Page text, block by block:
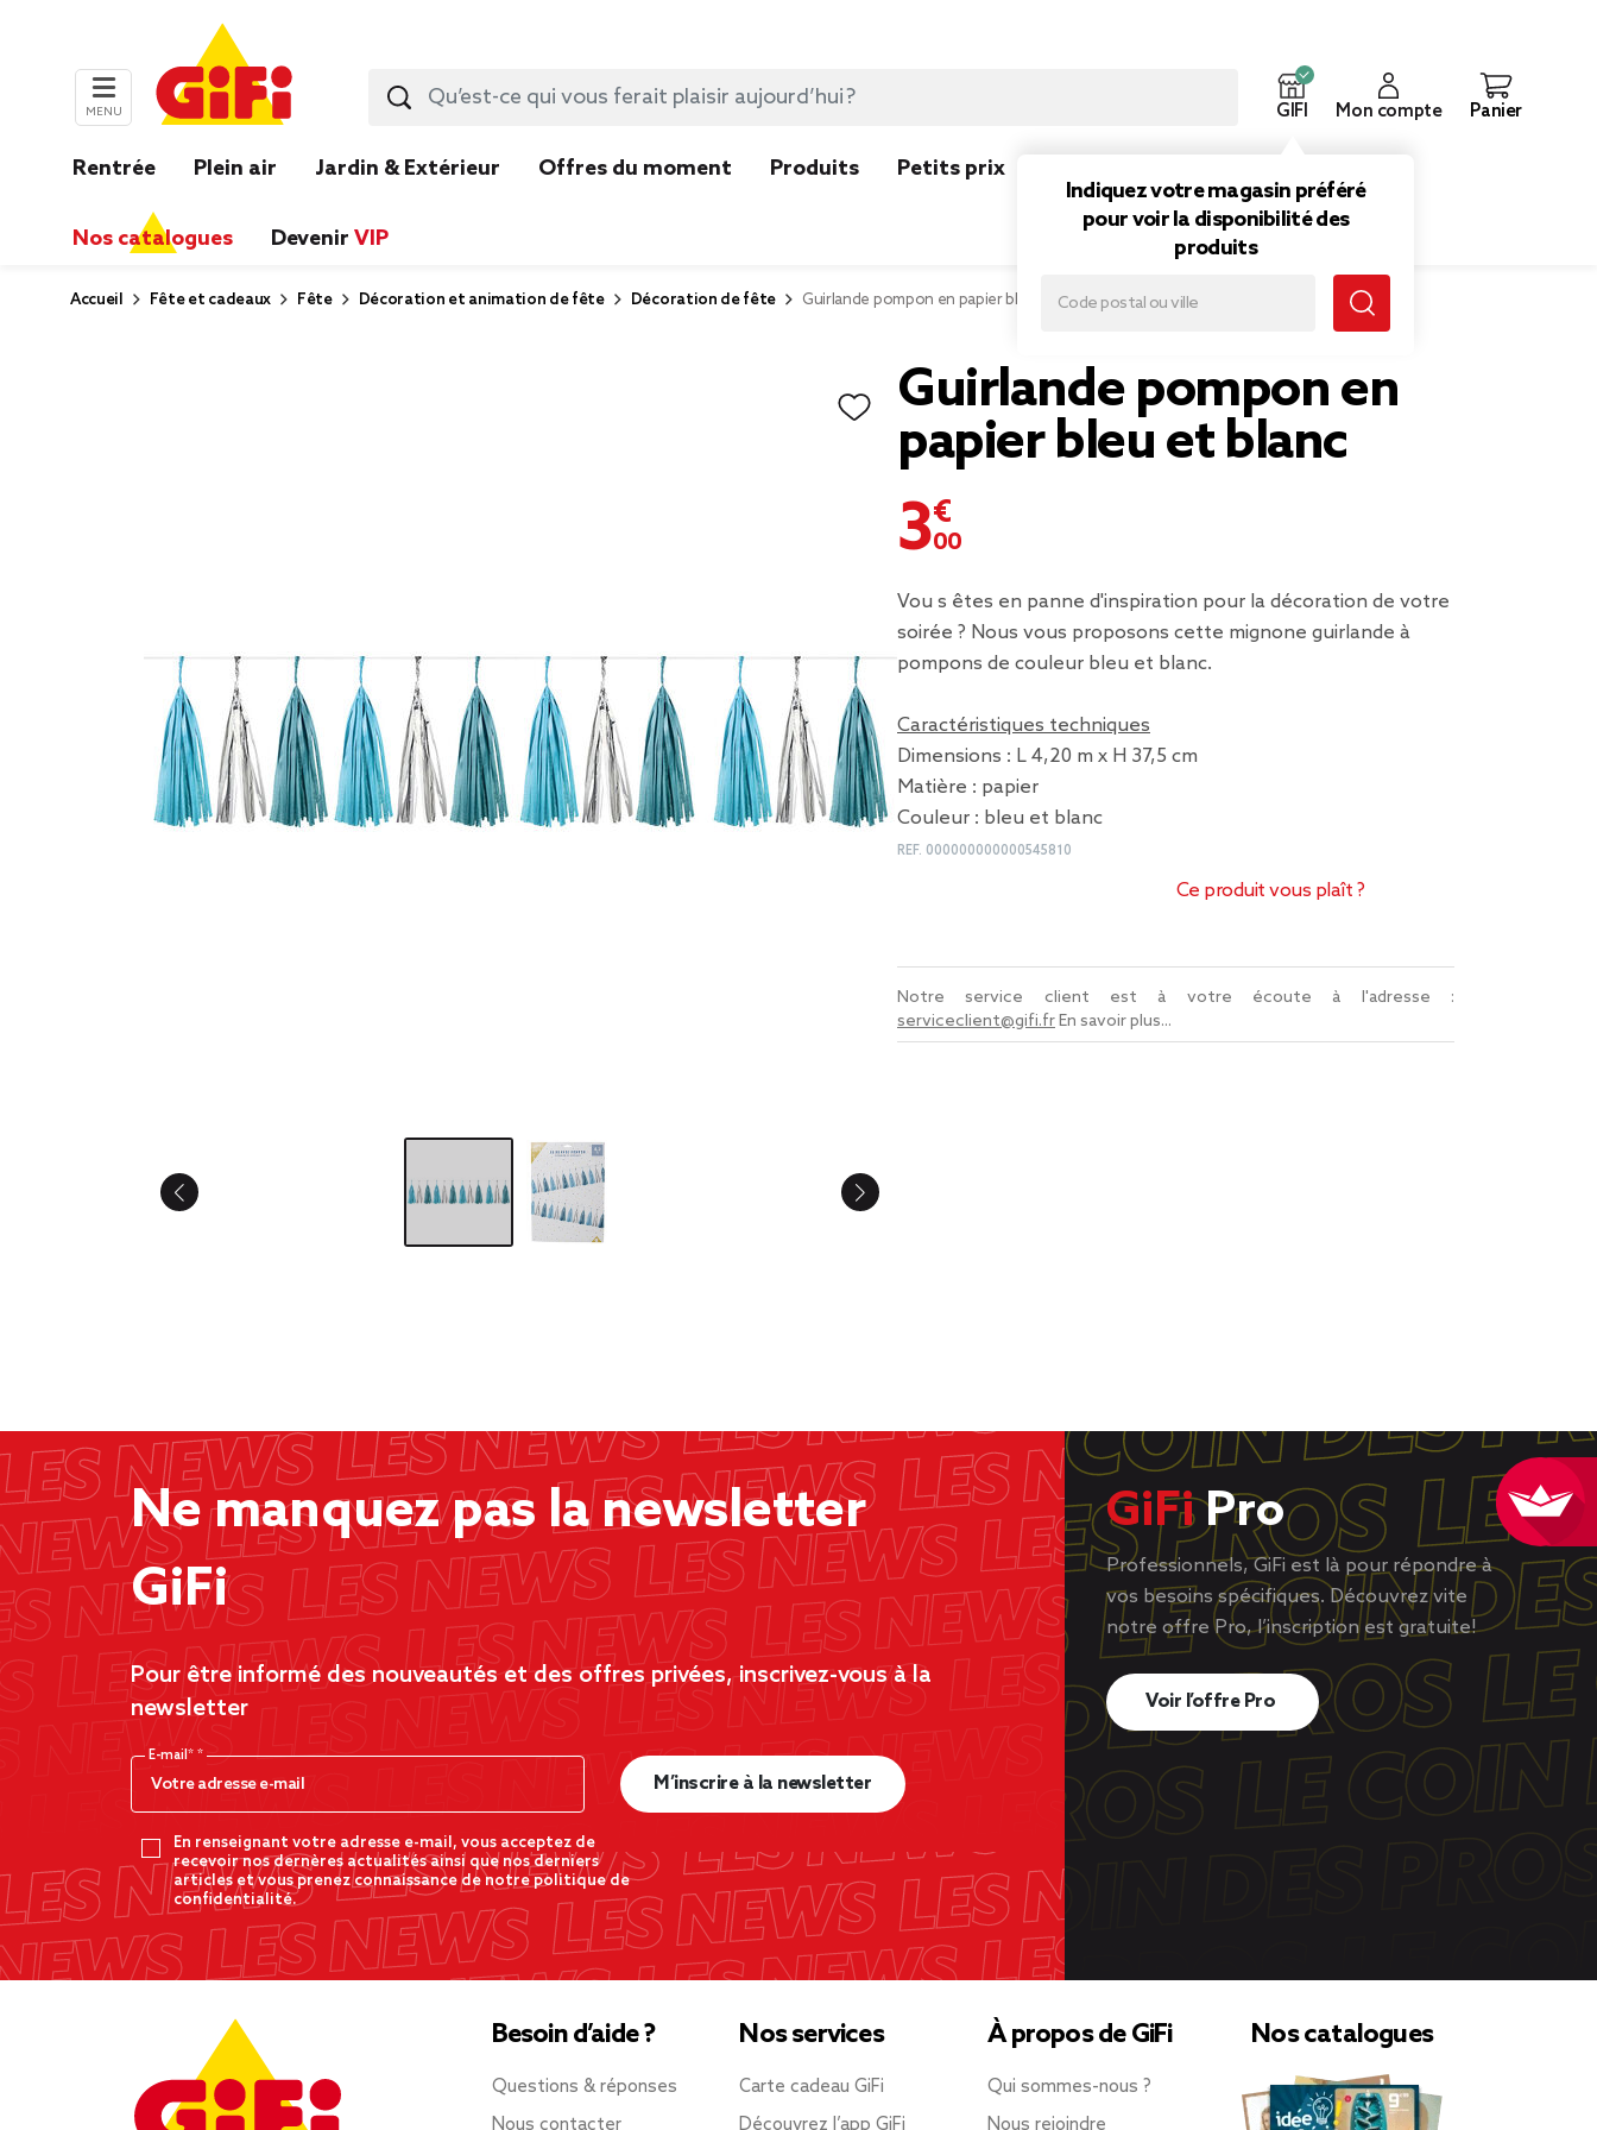
MENU GIFI
Indiquez votre magasin préféré
pour voir la disponibilité des
produits
Mon compte Panier
Rentrée Plein air Jardin & Extérieur Offres du moment Produits Petits prix
Nos catalogues Devenir VIP
Accueil Fête et cadeaux Fête Décoration et animation de fête Décoration de fête Guirlande pompon en papier bleu et blanc
Guirlande pompon en
papier bleu et blanc
3,00 €
Vou s êtes en panne d'inspiration pour la décoration de votre
soirée ? Nous vous proposons cette mignone guirlande à
pompons de couleur bleu et blanc.
Caractéristiques techniques
Dimensions : L 4,20 m x H 37,5 cm
Matière : papier
Couleur : bleu et blanc
REF. 000000000000545810
Ce produit vous plaît ?
Notre service client est à votre écoute à l'adresse :
serviceclient@gifi.frEn savoir plus...
Ne manquez pas la newsletter
GiFi
Pour être informé des nouveautés et des offres privées, inscrivez-vous à la
newsletter
E-mail*
En renseignant votre adresse e-mail, vous acceptez de
recevoir nos dernères actualités ainsi que nos derniers
articles et vous prenez connaissance de notre politique de
confidentialité.
M’inscrire à la newsletter
GiFiPro
Professionnels, GiFi est là pour répondre à
vos besoins spécifiques. Découvrez vite
notre offre Pro, l’inscription est gratuite!
Voir l’offre Pro
Besoin d’aide ?
Questions & réponses
Nous contacter
Nos services
Carte cadeau GiFi
Découvrez l’app GiFi
À propos de GiFi
Qui sommes-nous ?
Nous rejoindre
Nos catalogues